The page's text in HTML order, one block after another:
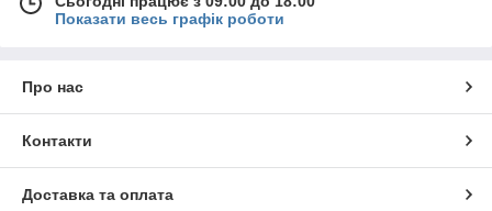
Показати весь графік роботи
Про нас
Контакти
Доставка та оплата